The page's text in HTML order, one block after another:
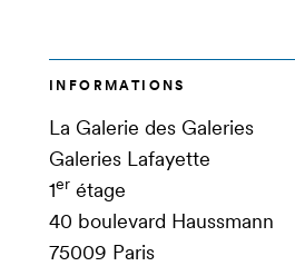
INFORMATIONS
La Galerie des Galeries
Galeries Lafayette
1erétage
40 boulevard Haussmann
75009 Paris